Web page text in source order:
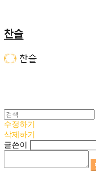
찬슬
수정하기
삭제하기
글쓴이